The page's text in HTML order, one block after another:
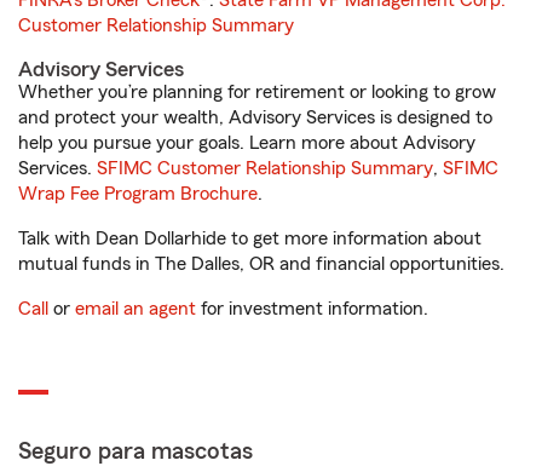
Customer Relationship Summary
Advisory Services
Whether you’re planning for retirement or looking to grow
and protect your wealth, Advisory Services is designed to
help you pursue your goals. Learn more about Advisory
Services. SFIMC Customer Relationship Summary, SFIMC
Wrap Fee Program Brochure.
Talk with Dean Dollarhide to get more information about
mutual funds in The Dalles, OR and financial opportunities.
Call or email an agent for investment information.
Seguro para mascotas